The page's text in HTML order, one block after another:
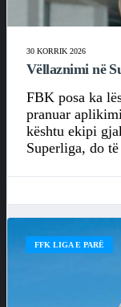
30 KORRIK 2026
Vëllaznimi në
FBK posa ka
pranuar
kështu ekipi
Superliga, do
FFK LIGA E PARË